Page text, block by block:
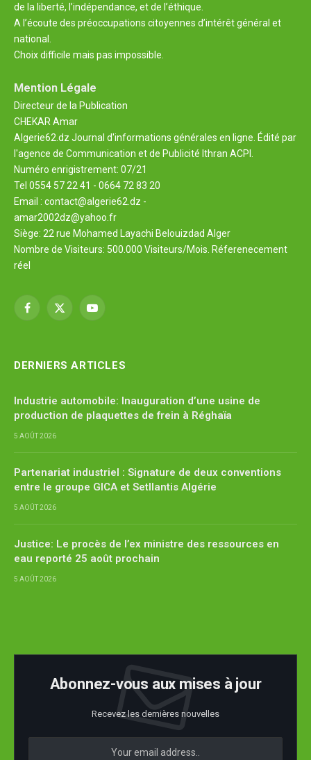
de la liberté, l’indépendance, et de l’éthique.
A l’écoute des préoccupations citoyennes d’intérêt général et
national.
Choix difficile mais pas impossible.
Mention Légale
Directeur de la Publication
CHEKAR Amar
Algerie62.dz Journal d'informations générales en ligne. Édité par
l'agence de Communication et de Publicité Ithran ACPI.
Numéro enrigistrement: 07/21
Tel 0554 57 22 41 - 0664 72 83 20
Email : contact@algerie62.dz -
amar2002dz@yahoo.fr
Siège: 22 rue Mohamed Layachi Belouizdad Alger
Nombre de Visiteurs: 500.000 Visiteurs/Mois. Réferenecement
réel
Facebook
X
YouTube
DERNIERS ARTICLES
Industrie automobile: Inauguration d’une usine de
production de plaquettes de frein à Réghaïa
5 AOÛT 2026
Partenariat industriel : Signature de deux conventions
entre le groupe GICA et Setllantis Algérie
5 AOÛT 2026
Justice: Le procès de l’ex ministre des ressources en
eau reporté 25 août prochain
5 AOÛT 2026
Abonnez-vous aux mises à jour
Recevez les dernières nouvelles